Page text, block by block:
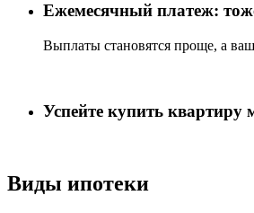
Ежемесячный платеж:
Выплаты становятся проще, а
Успейте купить квартиру
Виды ипотеки